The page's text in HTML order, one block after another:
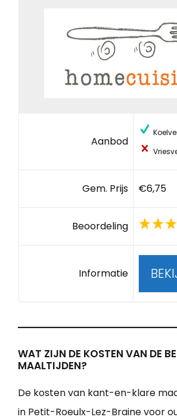
Aanbod
Gem. Prijs €6,75
Beoordeling
Informatie
WAT ZIJN DE KOSTEN VAN DE
MAALTIJDEN?
De kosten van kant-en-klare
in Petit-Roeulx-Lez-Braine voor